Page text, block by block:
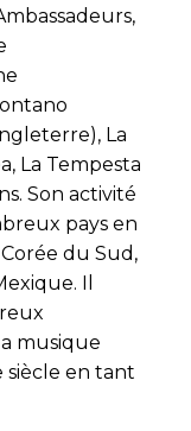
La
La Tempesta
Son activité
pays en
du Sud,
Il
musique
en tant